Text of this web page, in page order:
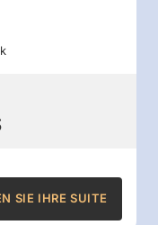
SIE IHRE SUITE